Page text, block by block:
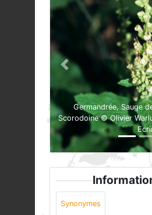
Germandrée, Sauge
Scorodoine © Olivier
Previous
Synonymes